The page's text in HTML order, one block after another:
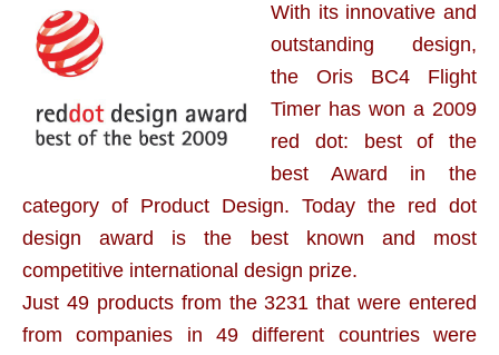
With its innovative and
outstanding design,
the Oris BC4 Flight
Timer has won a 2009
red dot: best of the
best Award in the
category of Product Design. Today the red dot
design award is the best known and most
competitive international design prize.
Just 49 products from the 3231 that were entered
from companies in 49 different countries were